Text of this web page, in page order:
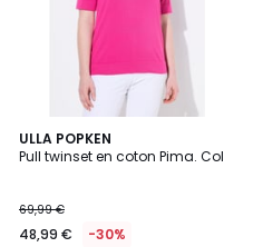
ULLA POPKEN
Pull twinset en coton Pima. Col
69,99 €
48,99 € -30%